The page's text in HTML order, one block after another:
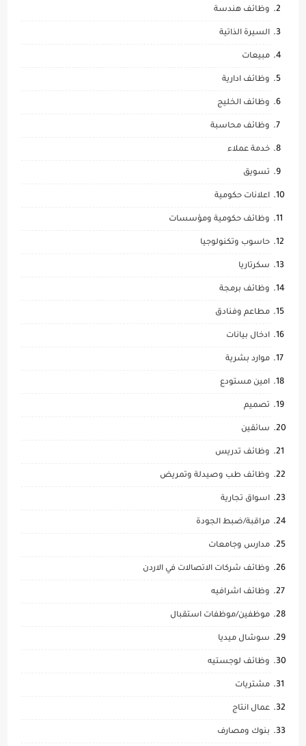
وظائف هندسة
السيرة الذاتية
مبيعات
وظائف ادارية
وظائف الخليج
وظائف محاسبة
خدمة عملاء
تسويق
اعلانات حكومية
وظائف حكومية ومؤسسات
حاسوب وتكنولوجيا
سكرتاريا
وظائف برمجة
مطاعم وفنادق
ادخال بيانات
موارد بشرية
امين مستودع
تصميم
سائقين
وظائف تدريس
وظائف طب وصيدلة وتمريض
اسواق تجارية
مراقبة/ضبط الجودة
مدارس وجامعات
وظائف شركات الاتصالات في الاردن
وظائف اشرافيه
موظفين/موظفات استقبال
سوشال ميديا
وظائف لوجستيه
مشتريات
عمال انتاج
بنوك ومصارف